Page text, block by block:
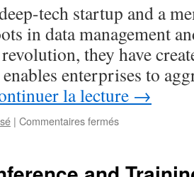
Intel®
tech startup and a
in data management
they have
enterprises to
la lecture →
| Commentaires ferméssur